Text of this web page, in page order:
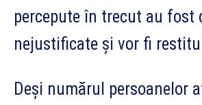
percepute în trecut au fost
nejustificate și vor fi
Deși numărul persoanelor